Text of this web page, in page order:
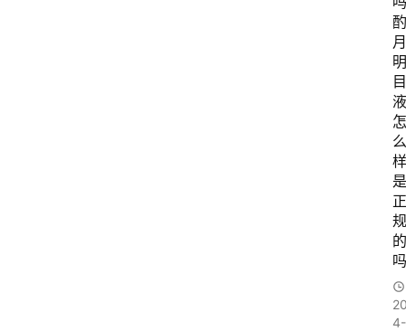
酌
月
明
目
液
怎
么
是
正
规
的
吗
4-